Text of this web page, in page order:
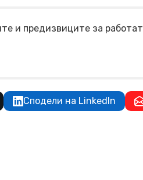
и предизвиците за
Сподели на LinkedIn